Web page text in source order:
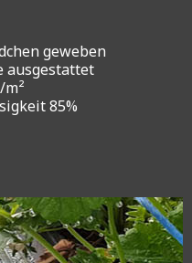
geweben
ausgestattet
85%